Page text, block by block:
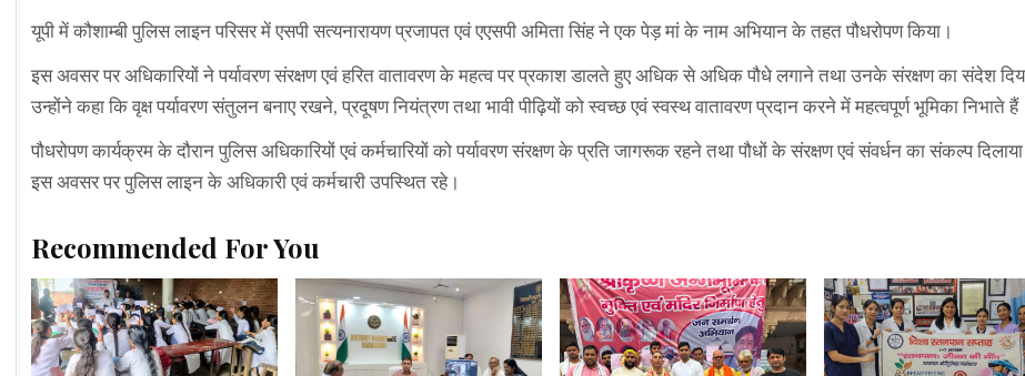
यूपी में कौशाम्बी पुलिस लाइन परिसर में एसपी सत्यनारायण प्रजापत एवं एएसपी अमिता सिंह ने एक पेड़ मां के नाम अभियान के तहत पौधरोपण किया।
इस अवसर पर अधिकारियों ने पर्यावरण संरक्षण एवं हरित वातावरण के महत्व पर प्रकाश डालते हुए अधिक से अधिक पौधे लगाने तथा उनके संरक्षण का संदेश
उन्होंने कहा कि वृक्ष पर्यावरण संतुलन बनाए रखने, प्रदूषण नियंत्रण तथा भावी पीढ़ियों को स्वच्छ एवं स्वस्थ वातावरण प्रदान करने में महत्वपूर्ण भूमिका निभाते
पौधरोपण कार्यक्रम के दौरान पुलिस अधिकारियों एवं कर्मचारियों को पर्यावरण संरक्षण के प्रति जागरूक रहने तथा पौधों के संरक्षण एवं संवर्धन का संकल्प
इस अवसर पर पुलिस लाइन के अधिकारी एवं कर्मचारी उपस्थित रहे।
Recommended For You